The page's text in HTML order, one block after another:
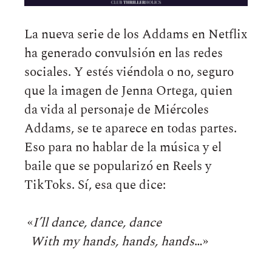
La nueva serie de los Addams en Netflix
ha generado convulsión en las redes
sociales. Y estés viéndola o no, seguro
que la imagen de Jenna Ortega, quien
da vida al personaje de Miércoles
Addams, se te aparece en todas partes.
Eso para no hablar de la música y el
baile que se popularizó en Reels y
TikToks. Sí, esa que dice:
«I’ll dance, dance, dance
With my hands, hands, hands…»